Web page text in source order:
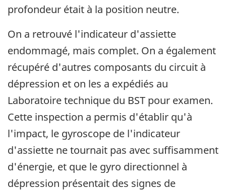
profondeur était à la position neutre.
On a retrouvé l'indicateur d'assiette
endommagé, mais complet. On a également
récupéré d'autres composants du circuit à
dépression et on les a expédiés au
Laboratoire technique du BST pour examen.
Cette inspection a permis d'établir qu'à
l'impact, le gyroscope de l'indicateur
d'assiette ne tournait pas avec suffisamment
d'énergie, et que le gyro directionnel à
dépression présentait des signes de